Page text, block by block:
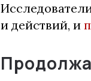
и действий, и